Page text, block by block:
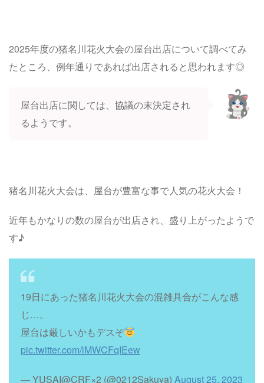
2025年度の猪名川花火大会の屋台出店について調べてみ
たところ、例年通りであれば出店されると思われます◎
屋台出店に関しては、協議の末決定され
るようです。
猪名川花火大会は、屋台が豊富な事で人気の花火大会！
近年もかなりの数の屋台が出店され、盛り上がったようで
す♪
19日にあった猪名川花火大会の混雑具合がこんな感
じ…。
屋台は厳しいかもデスぞ
pic.twitter.com/lMWCFqIEew
— YUSAI@CRF×2 (@0212Sakuya) August 25, 2023